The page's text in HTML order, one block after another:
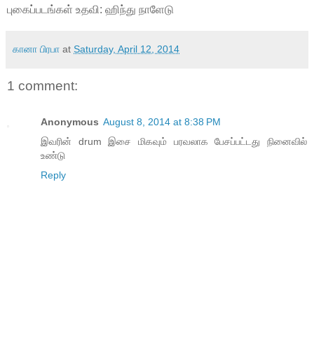
புகைப்படங்கள் உதவி: ஹிந்து நாளேடு
கானா பிரபா at Saturday, April 12, 2014
1 comment:
Anonymous August 8, 2014 at 8:38 PM
இவரின் drum இசை மிகவும் பரவலாக பேசப்பட்டது நினைவில்
உண்டு
Reply